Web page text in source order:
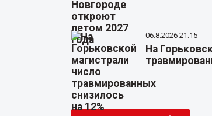
06.8.2026 21:15
На